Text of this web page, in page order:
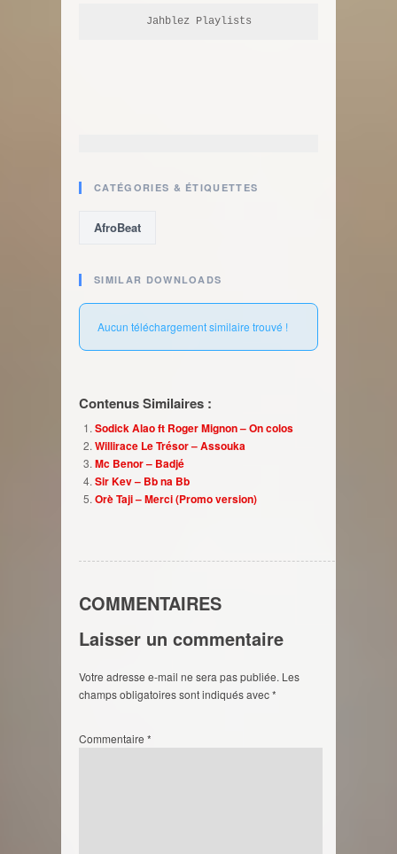
Jahblez Playlists
CATÉGORIES & ÉTIQUETTES
AfroBeat
SIMILAR DOWNLOADS
Aucun téléchargement similaire trouvé !
Contenus Similaires :
Sodick Alao ft Roger Mignon – On colos
Willirace Le Trésor – Assouka
Mc Benor – Badjé
Sir Kev – Bb na Bb
Orè Taji – Merci (Promo version)
COMMENTAIRES
Laisser un commentaire
Votre adresse e-mail ne sera pas publiée. Les
champs obligatoires sont indiqués avec*
Commentaire *